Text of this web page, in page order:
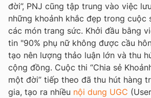
đời”, PNJ cũng tập trung vào việc
những khoảnh khắc đẹp trong cuộc
các món trang sức. Khởi đầu bằng
tin "90% phụ nữ không được cầu
tạo nên lượng thảo luận lớn và thu
cộng đồng. Cuộc thi “Chia sẻ
một đời” tiếp theo đã thu hút hàng
gia, tạo ra nhiều nội dung UGC